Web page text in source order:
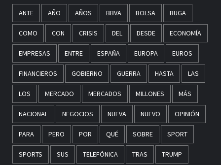
ANTE AÑO AÑOS BBVA BOLSA BUGA
COMO CON CRISIS DEL DESDE ECONOMÍA
EMPRESAS ENTRE ESPAÑA EUROPA EUROS
FINANCIEROS GOBIERNO GUERRA HASTA LAS
LOS MERCADO MERCADOS MILLONES MÁS
NACIONAL NEGOCIOS NUEVA NUEVO OPINIÓN
PARA PERO POR QUÉ SOBRE SPORT
SPORTS SUS TELEFÓNICA TRAS TRUMP